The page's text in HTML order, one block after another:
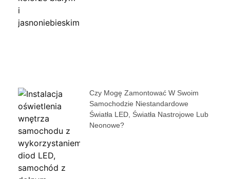
Czy Mogę Zamontować W Swoim
Samochodzie Niestandardowe
Światła LED, Światła Nastrojowe Lub
Neonowe?